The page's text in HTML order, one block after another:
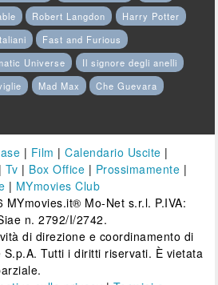
Robert Langdon
Harry Potter
Fast and Furious
Universe
Il signore degli anelli
Mad Max
Che Guevara
| Film |Calendario Uscite |
| Tv | Box Office | Prossimamente |
| MYmovies Club
Mo-Net s.r.l. P.IVA:
n. 2792/I/2742.
di direzione e coordinamento di
Tutti i diritti riservati. È vietata